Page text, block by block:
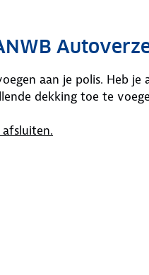
aan je polis. Heb je
dekking toe te